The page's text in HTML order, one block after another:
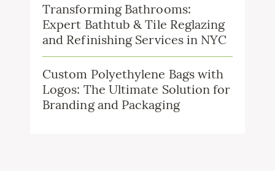
Transforming Bathrooms:
Expert Bathtub & Tile Reglazing
and Refinishing Services in NYC
Custom Polyethylene Bags with
Logos: The Ultimate Solution for
Branding and Packaging